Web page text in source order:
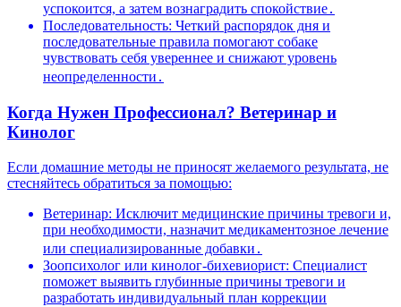
успокоится, а затем вознаградить спокойствие․
Последовательность: Четкий распорядок дня и
последовательные правила помогают собаке
чувствовать себя увереннее и снижают уровень
неопределенности․
Когда Нужен Профессионал? Ветеринар и
Кинолог
Если домашние методы не приносят желаемого результата, не
стесняйтесь обратиться за помощью:
Ветеринар: Исключит медицинские причины тревоги и,
при необходимости, назначит медикаментозное лечение
или специализированные добавки․
Зоопсихолог или кинолог-бихевиорист: Специалист
поможет выявить глубинные причины тревоги и
разработать индивидуальный план коррекции